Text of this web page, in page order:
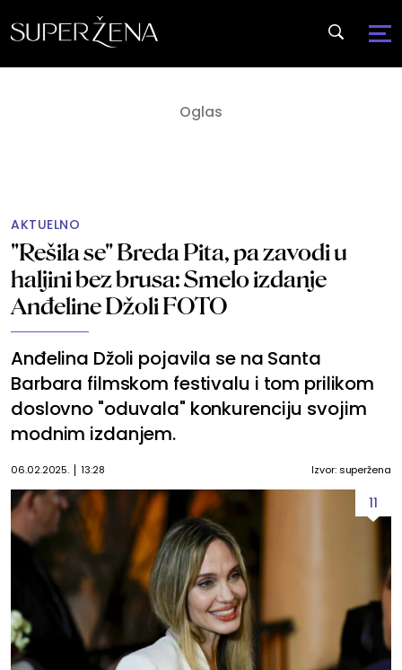
AKTUELNO
"Rešila se" Breda Pita, pa zavodi u
haljini bez brusa: Smelo izdanje
Anđeline Džoli FOTO
Anđelina Džoli pojavila se na Santa
Barbara filmskom festivalu i tom prilikom
doslovno "oduvala" konkurenciju svojim
modnim izdanjem.
06.02.2025. 13:28 Izvor: superžena
11